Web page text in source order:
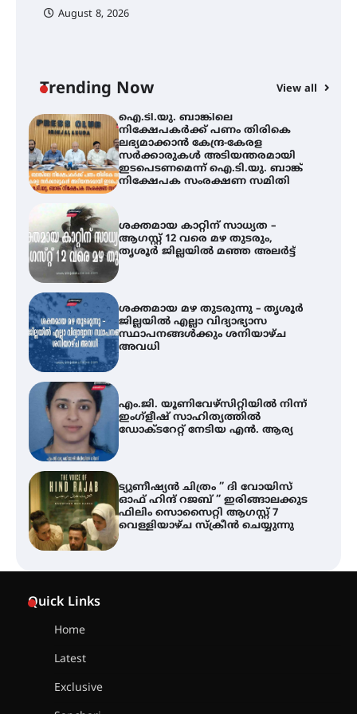
August 8, 2026
Trending Now View all
ഇടപെടണമെന്ന് ഐ.ടി.യു. ബാങ്ക്
നിക്ഷേപക സംരക്ഷണ സമിതി
ശക്തമായ കാറ്റിന് സാധ്യത –
ആഗസ്റ്റ് 12 വരെ മഴ തുടരും,
തൃശൂർ ജില്ലയിൽ മഞ്ഞ അലർട്ട്
ശക്തമായ മഴ തുടരുന്നു – തൃശൂർ
ജില്ലയിൽ എല്ലാ വിദ്യാഭ്യാസ
സ്ഥാപനങ്ങൾക്കും ശനിയാഴ്ച
അവധി
എം.ജി. യൂണിവേഴ്‌സിറ്റിയിൽ നിന്ന്
ഇംഗ്ളീഷ് സാഹിത്യത്തിൽ
ഡോക്ടറേറ്റ് നേടിയ എൻ. ആര്യ
ട്യുണീഷ്യൻ ചിത്രം ” ദി വോയിസ്
ഓഫ് ഹിന്ദ് റജബ് ” ഇരിങ്ങാലക്കുട
ഫിലിം സൊസൈറ്റി ആഗസ്റ്റ് 7
വെള്ളിയാഴ്ച സ്‌ക്രീൻ ചെയ്യുന്നു
തിരനോട്ടം ‘അരങ്ങ് 2026’ ഉണർന്നു
Quick Links
Home
Latest
Exclusive